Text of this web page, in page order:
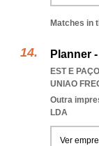
Matches in
Planner
EST E
UNIAO
Outra
LDA
Ver